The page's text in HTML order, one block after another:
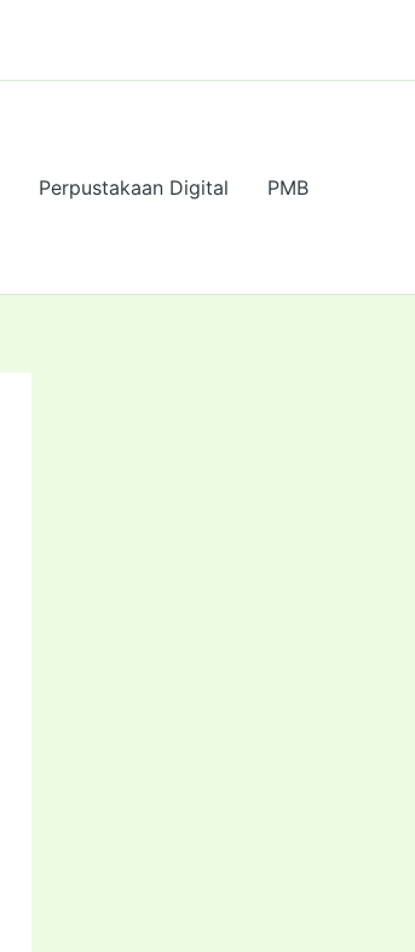
Perpustakaan Digital PMB